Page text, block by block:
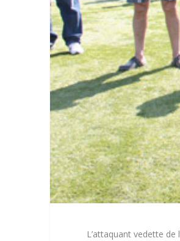
L’attaquant vedette